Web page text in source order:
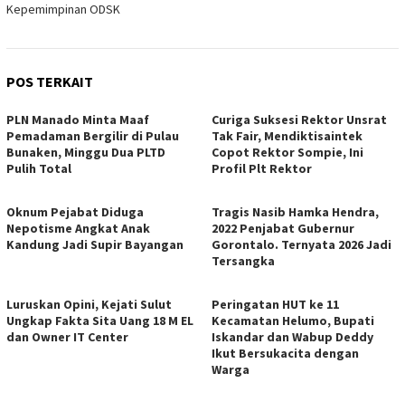
Kepemimpinan ODSK
POS TERKAIT
PLN Manado Minta Maaf
Pemadaman Bergilir di Pulau
Bunaken, Minggu Dua PLTD
Pulih Total
Curiga Suksesi Rektor Unsrat
Tak Fair, Mendiktisaintek
Copot Rektor Sompie, Ini
Profil Plt Rektor
Oknum Pejabat Diduga
Nepotisme Angkat Anak
Kandung Jadi Supir Bayangan
Tragis Nasib Hamka Hendra,
2022 Penjabat Gubernur
Gorontalo. Ternyata 2026 Jadi
Tersangka
Luruskan Opini, Kejati Sulut
Ungkap Fakta Sita Uang 18 M EL
dan Owner IT Center
Peringatan HUT ke 11
Kecamatan Helumo, Bupati
Iskandar dan Wabup Deddy
Ikut Bersukacita dengan
Warga